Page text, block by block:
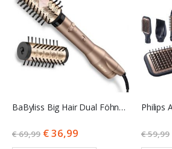
BaByliss Big Hair Dual Föhnborstel AS952E - Roterend met 2 draairichtingen - Coolshot
€ 69,99 € 36,99 € 59,99